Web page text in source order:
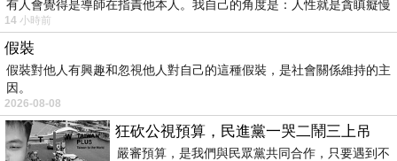
有人會覺得是導師在指責他本人。我自己的角度是：人性就是貪瞋癡慢
14 小時前
假裝
假裝對他人有興趣和忽視他人對自己的這種假裝，是社會關係維持的主
因。
2026-08-08
狂砍公視預算，民進黨一哭二鬧三上吊
嚴審預算，是我們與民眾黨共同合作，只要遇到不